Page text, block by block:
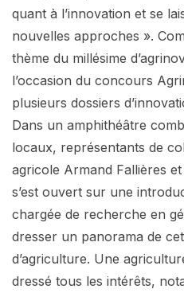
quant à l’innovation et se
nouvelles approches ».
thème du millésime
l’occasion du concours
plusieurs dossiers
Dans un amphithéâtre
locaux, représentants de
agricole Armand Fallières
s’est ouvert sur une
chargée de recherche en
dresser un panorama de
d’agriculture. Une
dressé tous les intérêts,